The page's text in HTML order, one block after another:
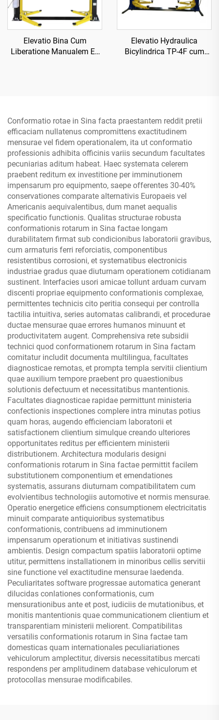
Elevatio Bina Cum
Liberatione Manualem Ex
Elevatio Hydraulica
Bicylindrica TP-4F cum
Conformatio rotae in Sina facta praestantem reddit pretii
efficaciam nullatenus compromittens exactitudinem
mensurae vel fidem operationalem, ita ut conformatio
professionis adhibita officinis variis secundum facultates
pecuniarias aditum habeat. Haec systemata celerem
praebent reditum ex investitione per imminutionem
impensarum pro equipmento, saepe offerentes 30-40%
conservationes comparate alternativis Europaeis vel
Americanis aequivalentibus, dum manet aequalis
specificatio functionis. Qualitas structurae robusta
conformationis rotarum in Sina factae longam
durabilitatem firmat sub condicionibus laboratorii gravibus,
cum armaturis ferri reforciatis, componentibus
resistentibus corrosioni, et systematibus electronicis
industriae gradus quae diuturnam operationem cotidianam
sustinent. Interfacies usori amicae tollunt arduam curvam
discenti propriae equipmento conformationis complexae,
permittentes technicis cito peritia consequi per controlla
tactilia intuitiva, series automatas calibrandi, et procedurae
ductae mensurae quae errores humanos minuunt et
productivitatem augent. Comprehensiva rete subsidii
technici quod conformationem rotarum in Sina factam
comitatur includit documenta multilingua, facultates
diagnosticae remotas, et prompta templa servitii clientium
quae auxilium tempore praebent pro quaestionibus
solutionis defectuum et necessitatibus mantentionis.
Facultates diagnosticae rapidae permittunt ministeria
confectionis inspectiones complere intra minutas potius
quam horas, augendo efficienciam laboratorii et
satisfactionem clientium simulque creando ulteriores
opportunitates reditus per efficientem ministerii
distributionem. Architectura modularis designi
conformationis rotarum in Sina factae permittit facilem
substitutionem componentium et emendationes
systematis, assurans diuturnam compatibilitatem cum
evolvientibus technologiis automotive et normis mensurae.
Operatio energetice efficiens consumptionem electricitatis
minuit comparate antiquioribus systematibus
conformationis, contribuens ad imminutionem
impensarum operationum et initiativas sustinendi
ambientis. Design compactum spatiis laboratorii optime
utitur, permittens installationem in minoribus cellis servitii
sine functione vel exactitudine mensurae laedenda.
Peculiaritates software progressae automatica generant
dilucidas conlationes conformationis, cum
mensurationibus ante et post, iudiciis de mutationibus, et
monitis mantentionis quae communicationem clientium et
transparentiam ministerii meliorent. Compatibilitas
versatilis conformationis rotarum in Sina factae tam
domesticas quam internationales peculiariationes
vehiculorum amplectitur, diversis necessitatibus mercati
respondens per amplitudinem database vehiculorum et
protocollas mensurae modificabiles.